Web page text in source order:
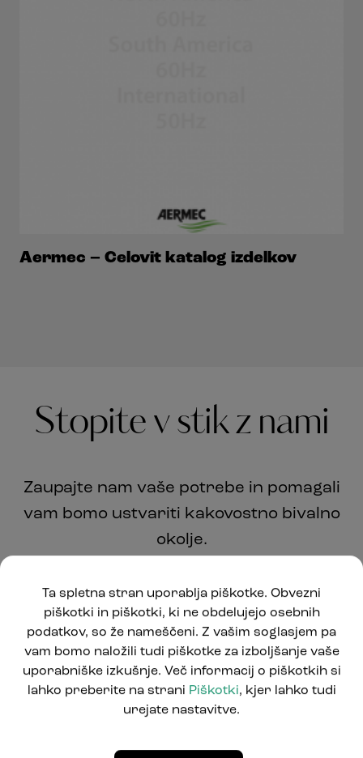
Aermec – Celovit katalog izdelkov
Stopite v stik z nami
Zaupajte nam vaše potrebe in pomagali
vam bomo ustvariti kakovostno bivalno
okolje.
Ta spletna stran uporablja piškotke. Obvezni
piškotki in piškotki, ki ne obdelujejo osebnih
podatkov, so že nameščeni. Z vašim soglasjem pa
vam bomo naložili tudi piškotke za izboljšanje vaše
uporabniške izkušnje. Več informacij o piškotkih si
lahko preberite na strani Piškotki, kjer lahko tudi
urejate nastavitve.